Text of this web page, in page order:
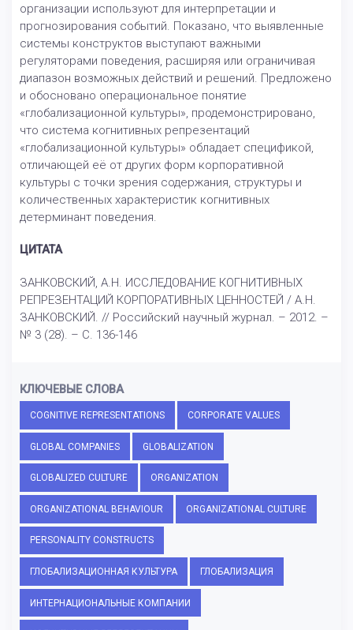
организации используют для интерпретации и
прогнозирования событий. Показано, что выявленные
системы конструктов выступают важными
регуляторами поведения, расширяя или ограничивая
диапазон возможных действий и решений. Предложено
и обосновано операциональное понятие
«глобализационной культуры», продемонстрировано,
что система когнитивных репрезентаций
«глобализационной культуры» обладает спецификой,
отличающей её от других форм корпоративной
культуры с точки зрения содержания, структуры и
количественных характеристик когнитивных
детерминант поведения.
ЦИТАТА
ЗАНКОВСКИЙ, А.Н. ИССЛЕДОВАНИЕ КОГНИТИВНЫХ
РЕПРЕЗЕНТАЦИЙ КОРПОРАТИВНЫХ ЦЕННОСТЕЙ / А.Н.
ЗАНКОВСКИЙ. // Российский научный журнал. – 2012. –
№ 3 (28). – С. 136-146
КЛЮЧЕВЫЕ СЛОВА
COGNITIVE REPRESENTATIONS CORPORATE VALUES
GLOBAL COMPANIES GLOBALIZATION
GLOBALIZED CULTURE ORGANIZATION
ORGANIZATIONAL BEHAVIOUR ORGANIZATIONAL CULTURE
PERSONALITY CONSTRUCTS
ГЛОБАЛИЗАЦИОННАЯ КУЛЬТУРА ГЛОБАЛИЗАЦИЯ
ИНТЕРНАЦИОНАЛЬНЫЕ КОМПАНИИ